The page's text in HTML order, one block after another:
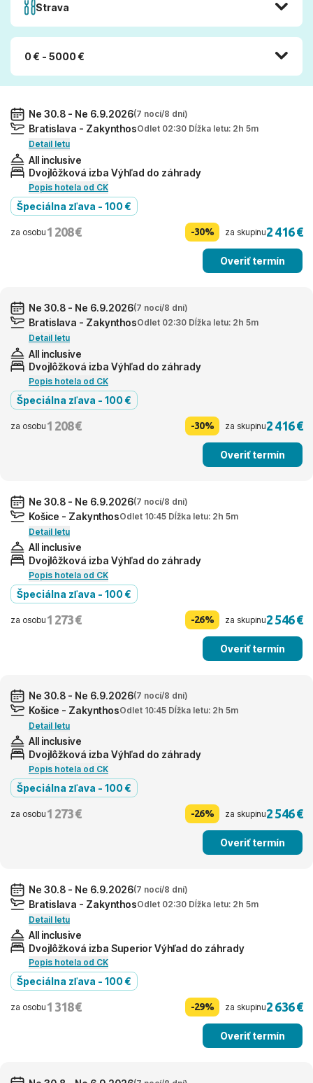
Strava
0 € - 5000 €
Ne 30.8 - Ne 6.9.2026(7 nocí/8 dní)
Bratislava - ZakynthosOdlet 02:30 Dĺžka letu: 2h 5m
Detail letu
All inclusive
Dvojlôžková izba Výhľad do záhrady
Popis hotela od CK
Špeciálna zľava - 100 €
za osobu 1 208 € -30% za skupinu2 416 €
Overiť termín
Ne 30.8 - Ne 6.9.2026(7 nocí/8 dní)
Bratislava - ZakynthosOdlet 02:30 Dĺžka letu: 2h 5m
Detail letu
All inclusive
Dvojlôžková izba Výhľad do záhrady
Popis hotela od CK
Špeciálna zľava - 100 €
za osobu 1 208 € -30% za skupinu2 416 €
Overiť termín
Ne 30.8 - Ne 6.9.2026(7 nocí/8 dní)
Košice - ZakynthosOdlet 10:45 Dĺžka letu: 2h 5m
Detail letu
All inclusive
Dvojlôžková izba Výhľad do záhrady
Popis hotela od CK
Špeciálna zľava - 100 €
za osobu 1 273 € -26% za skupinu2 546 €
Overiť termín
Ne 30.8 - Ne 6.9.2026(7 nocí/8 dní)
Košice - ZakynthosOdlet 10:45 Dĺžka letu: 2h 5m
Detail letu
All inclusive
Dvojlôžková izba Výhľad do záhrady
Popis hotela od CK
Špeciálna zľava - 100 €
za osobu 1 273 € -26% za skupinu2 546 €
Overiť termín
Ne 30.8 - Ne 6.9.2026(7 nocí/8 dní)
Bratislava - ZakynthosOdlet 02:30 Dĺžka letu: 2h 5m
Detail letu
All inclusive
Dvojlôžková izba Superior Výhľad do záhrady
Popis hotela od CK
Špeciálna zľava - 100 €
za osobu 1 318 € -29% za skupinu2 636 €
Overiť termín